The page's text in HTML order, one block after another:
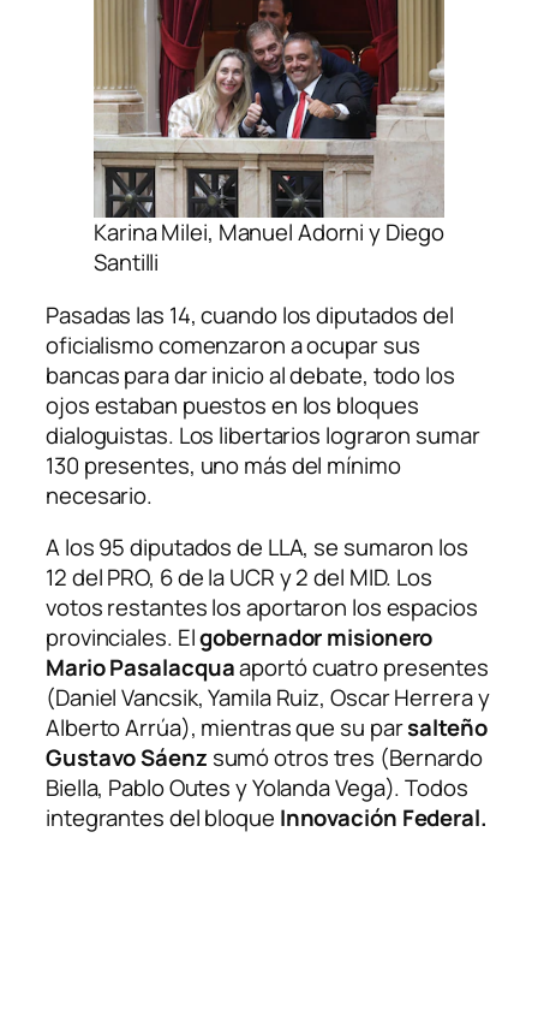
Karina Milei, Manuel Adorni y Diego
Santilli
Pasadas las 14, cuando los diputados del
oficialismo comenzaron a ocupar sus
bancas para dar inicio al debate, todo los
ojos estaban puestos en los bloques
dialoguistas. Los libertarios lograron sumar
130 presentes, uno más del mínimo
necesario.
A los 95 diputados de LLA, se sumaron los
12 del PRO, 6 de la UCR y 2 del MID. Los
votos restantes los aportaron los espacios
provinciales. Elgobernador misionero
Mario Pasalacquaaportó cuatro presentes
(Daniel Vancsik, Yamila Ruiz, Oscar Herrera y
Alberto Arrúa), mientras que su parsalteño
Gustavo Sáenz sumó otros tres (Bernardo
Biella, Pablo Outes y Yolanda Vega). Todos
integrantes del bloque Innovación Federal.